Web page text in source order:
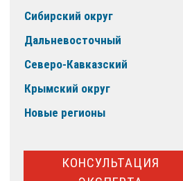
Сибирский округ
Дальневосточный
Северо-Кавказский
Крымский округ
Новые регионы
КОНСУЛЬТАЦИЯ